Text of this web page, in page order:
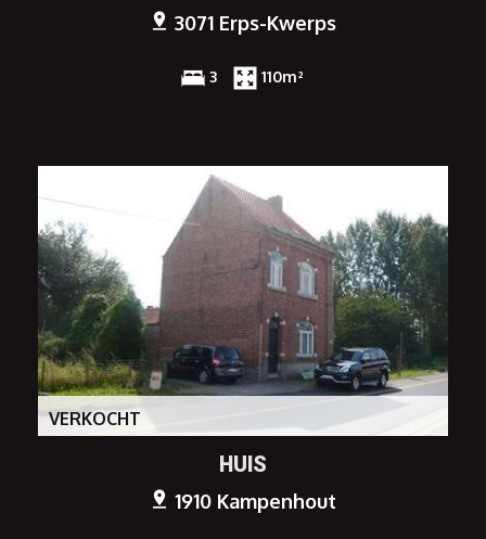
3071 Erps-Kwerps
3 110m²
VERKOCHT
HUIS
1910 Kampenhout